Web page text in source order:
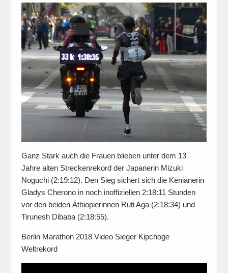
Ganz Stark auch die Frauen blieben unter dem 13
Jahre alten Streckenrekord der Japanerin Mizuki
Noguchi (2:19:12). Den Sieg sichert sich die Kenianerin
Gladys Cherono in noch inoffiziellen 2:18:11 Stunden
vor den beiden Äthiopierinnen Ruti Aga (2:18:34) und
Tirunesh Dibaba (2:18:55).
Berlin Marathon 2018 Video Sieger Kipchoge
Weltrekord